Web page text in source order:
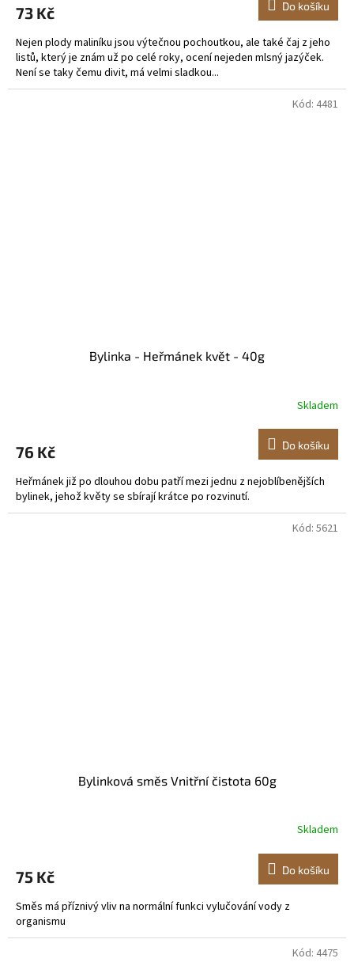
73 Kč Do košíku
Nejen plody maliníku jsou výtečnou pochoutkou, ale také čaj z jeho
listů, který je znám už po celé roky, ocení nejeden mlsný jazýček.
Není se taky čemu divit, má velmi sladkou...
Bylinka - Heřmánek květ - 40g
Skladem
76 Kč Do košíku
Heřmánek již po dlouhou dobu patří mezi jednu z nejoblíbenějších
bylinek, jehož květy se sbírají krátce po rozvinutí.
Kód: 4481
Bylinková směs Vnitřní čistota 60g
Skladem
75 Kč Do košíku
Směs má příznivý vliv na normální funkci vylučování vody z
organismu
Kód: 5621
Kód: 4475